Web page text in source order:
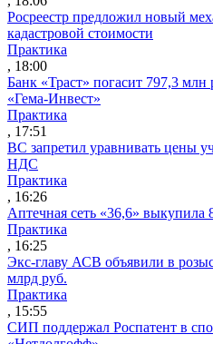
Росреестр предложил новый
кадастровой стоимости
Практика
, 18:00
Банк «Траст» погасит 797,3
«Гема-Инвест»
Практика
, 17:51
ВС запретил уравнивать цены
НДС
Практика
, 16:26
Аптечная сеть «36,6» выкупила
Практика
, 16:25
Экс-главу АСВ объявили в
млрд руб.
Практика
, 15:55
СИП поддержал Роспатент в